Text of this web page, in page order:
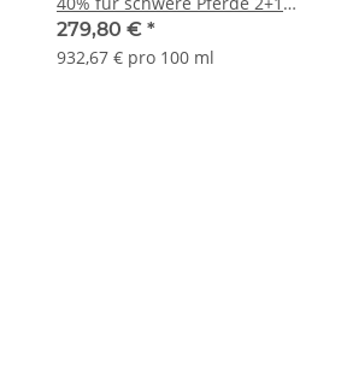
Gratis
279,80 € *
932,67 € pro 100 ml